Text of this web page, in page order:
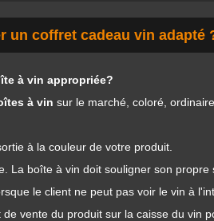
un coffret cadeau vin adapté
à vin appropriée?
à vin sur le marché, coloré,
à la couleur de votre produit.
La boîte à vin doit souligner son propre
le client ne peut pas voir le vin à
vente du produit sur la caisse du vin